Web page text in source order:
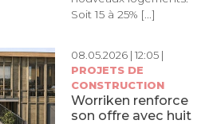
Soit 15 à 25% [...]
08.05.2026 | 12:05 |
PROJETS DE
CONSTRUCTION
Worriken renforce
son offre avec huit